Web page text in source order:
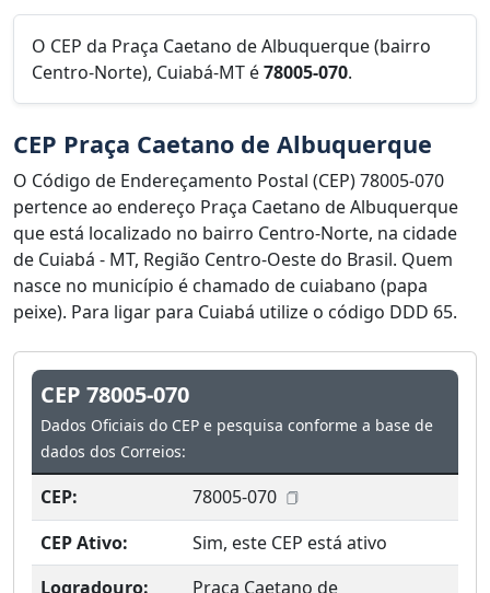
O CEP da Praça Caetano de Albuquerque (bairro
Centro-Norte), Cuiabá-MT é78005-070.
CEP Praça Caetano de Albuquerque
O Código de Endereçamento Postal (CEP) 78005-070
pertence ao endereço Praça Caetano de Albuquerque
que está localizado no bairro Centro-Norte, na cidade
de Cuiabá - MT, Região Centro-Oeste do Brasil. Quem
nasce no município é chamado de cuiabano (papa
peixe). Para ligar para Cuiabá utilize o código DDD 65.
CEP 78005-070
Dados Oficiais do CEP e pesquisa conforme a base de
dados dos Correios:
CEP:
78005-070
CEP Ativo:
Sim, este CEP está ativo
Logradouro:
Praça Caetano de